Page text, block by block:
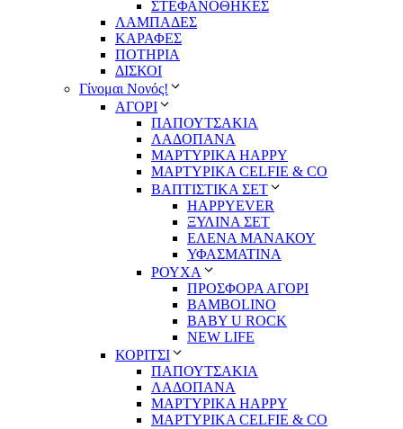
ΣΤΕΦΑΝΟΘΗΚΕΣ
ΛΑΜΠΑΔΕΣ
ΚΑΡΑΦΕΣ
ΠΟΤΗΡΙΑ
ΔΙΣΚΟΙ
Γίνομαι Νονός!
ΑΓΟΡΙ
ΠΑΠΟΥΤΣΑΚΙΑ
ΛΑΔΟΠΑΝΑ
ΜΑΡΤΥΡΙΚΑ HAPPY
ΜΑΡΤΥΡΙΚΑ CELFIE & CO
ΒΑΠΤΙΣΤΙΚΑ ΣΕΤ
HAPPYEVER
ΞΥΛΙΝΑ ΣΕΤ
ΕΛΕΝΑ ΜΑΝΑΚΟΥ
ΥΦΑΣΜΑΤΙΝΑ
ΡΟΥΧΑ
ΠΡΟΣΦΟΡΑ ΑΓΟΡΙ
BAMBOLINO
BABY U ROCK
NEW LIFE
ΚΟΡΙΤΣΙ
ΠΑΠΟΥΤΣΑΚΙΑ
ΛΑΔΟΠΑΝΑ
ΜΑΡΤΥΡΙΚΑ HAPPY
ΜΑΡΤΥΡΙΚΑ CELFIE & CO